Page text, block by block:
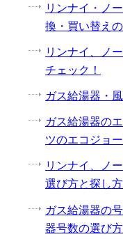
リンナイ・ノ
換・買い替えの
リンナイ、ノ
チェック！
ガス給湯器・
ガス給湯器の
ツのエコジョ
リンナイ、ノ
選び方と探し方
ガス給湯器の
器号数の選び方